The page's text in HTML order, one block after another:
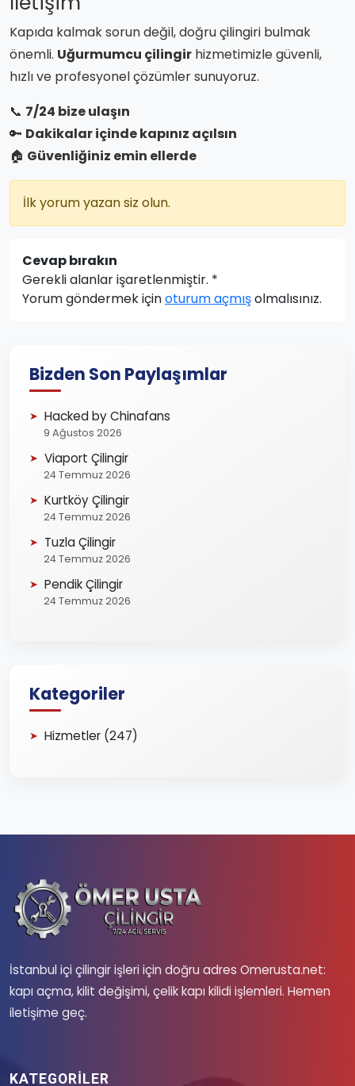
Kapıda kalmak sorun değil, doğru çilingiri bulmak
önemli. Uğurmumcu çilingir hizmetimizle güvenli,
hızlı ve profesyonel çözümler sunuyoruz.
📞 7/24 bize ulaşın
🔑 Dakikalar içinde kapınız açılsın
🏠 Güvenliğiniz emin ellerde
İlk yorum yazan siz olun.
Cevap bırakın
Gerekli alanlar işaretlenmiştir. *
Yorum göndermek içinoturum açmışolmalısınız.
Bizden Son Paylaşımlar
Hacked by Chinafans
9 Ağustos 2026
Viaport Çilingir
24 Temmuz 2026
Kurtköy Çilingir
24 Temmuz 2026
Tuzla Çilingir
24 Temmuz 2026
Pendik Çilingir
24 Temmuz 2026
Kategoriler
Hizmetler (247)
İstanbul içi çilingir işleri için doğru adres Omerusta.net:
kapı açma, kilit değişimi, çelik kapı kilidi işlemleri. Hemen
iletişime geç.
KATEGORILER